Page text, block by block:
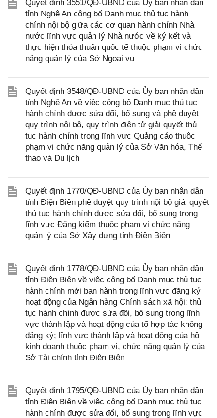
Quyết định 3551/QĐ-UBND của Ủy ban nhân dân
tỉnh Nghệ An công bố Danh mục thủ tục hành
chính nội bộ giữa các cơ quan hành chính Nhà
nước lĩnh vực quản lý Nhà nước về ký kết và
thực hiện thỏa thuận quốc tế thuộc phạm vi chức
năng quản lý của Sở Ngoại vụ
Quyết định 3548/QĐ-UBND của Ủy ban nhân dân
tỉnh Nghệ An về việc công bố Danh mục thủ tục
hành chính được sửa đổi, bổ sung và phê duyệt
quy trình nội bộ, quy trình điện tử giải quyết thủ
tục hành chính trong lĩnh vực Quảng cáo thuộc
phạm vi chức năng quản lý của Sở Văn hóa, Thể
thao và Du lịch
Quyết định 1770/QĐ-UBND của Ủy ban nhân dân
tỉnh Điện Biên phê duyệt quy trình nội bộ giải quyết
thủ tục hành chính được sửa đổi, bổ sung trong
lĩnh vực Đăng kiểm thuộc phạm vi chức năng
quản lý của Sở Xây dựng tỉnh Điện Biên
Quyết định 1778/QĐ-UBND của Ủy ban nhân dân
tỉnh Điện Biên về việc công bố Danh mục thủ tục
hành chính mới ban hành trong lĩnh vực đăng ký
hoạt động của Ngân hàng Chính sách xã hội; thủ
tục hành chính được sửa đổi, bổ sung trong lĩnh
vực thành lập và hoạt động của tổ hợp tác không
đăng ký; lĩnh vực thành lập và hoạt động của hộ
kinh doanh thuộc phạm vi, chức năng quản lý của
Sở Tài chính tỉnh Điện Biên
Quyết định 1795/QĐ-UBND của Ủy ban nhân dân
tỉnh Điện Biên về việc công bố Danh mục thủ tục
hành chính được sửa đổi, bổ sung trong lĩnh vực